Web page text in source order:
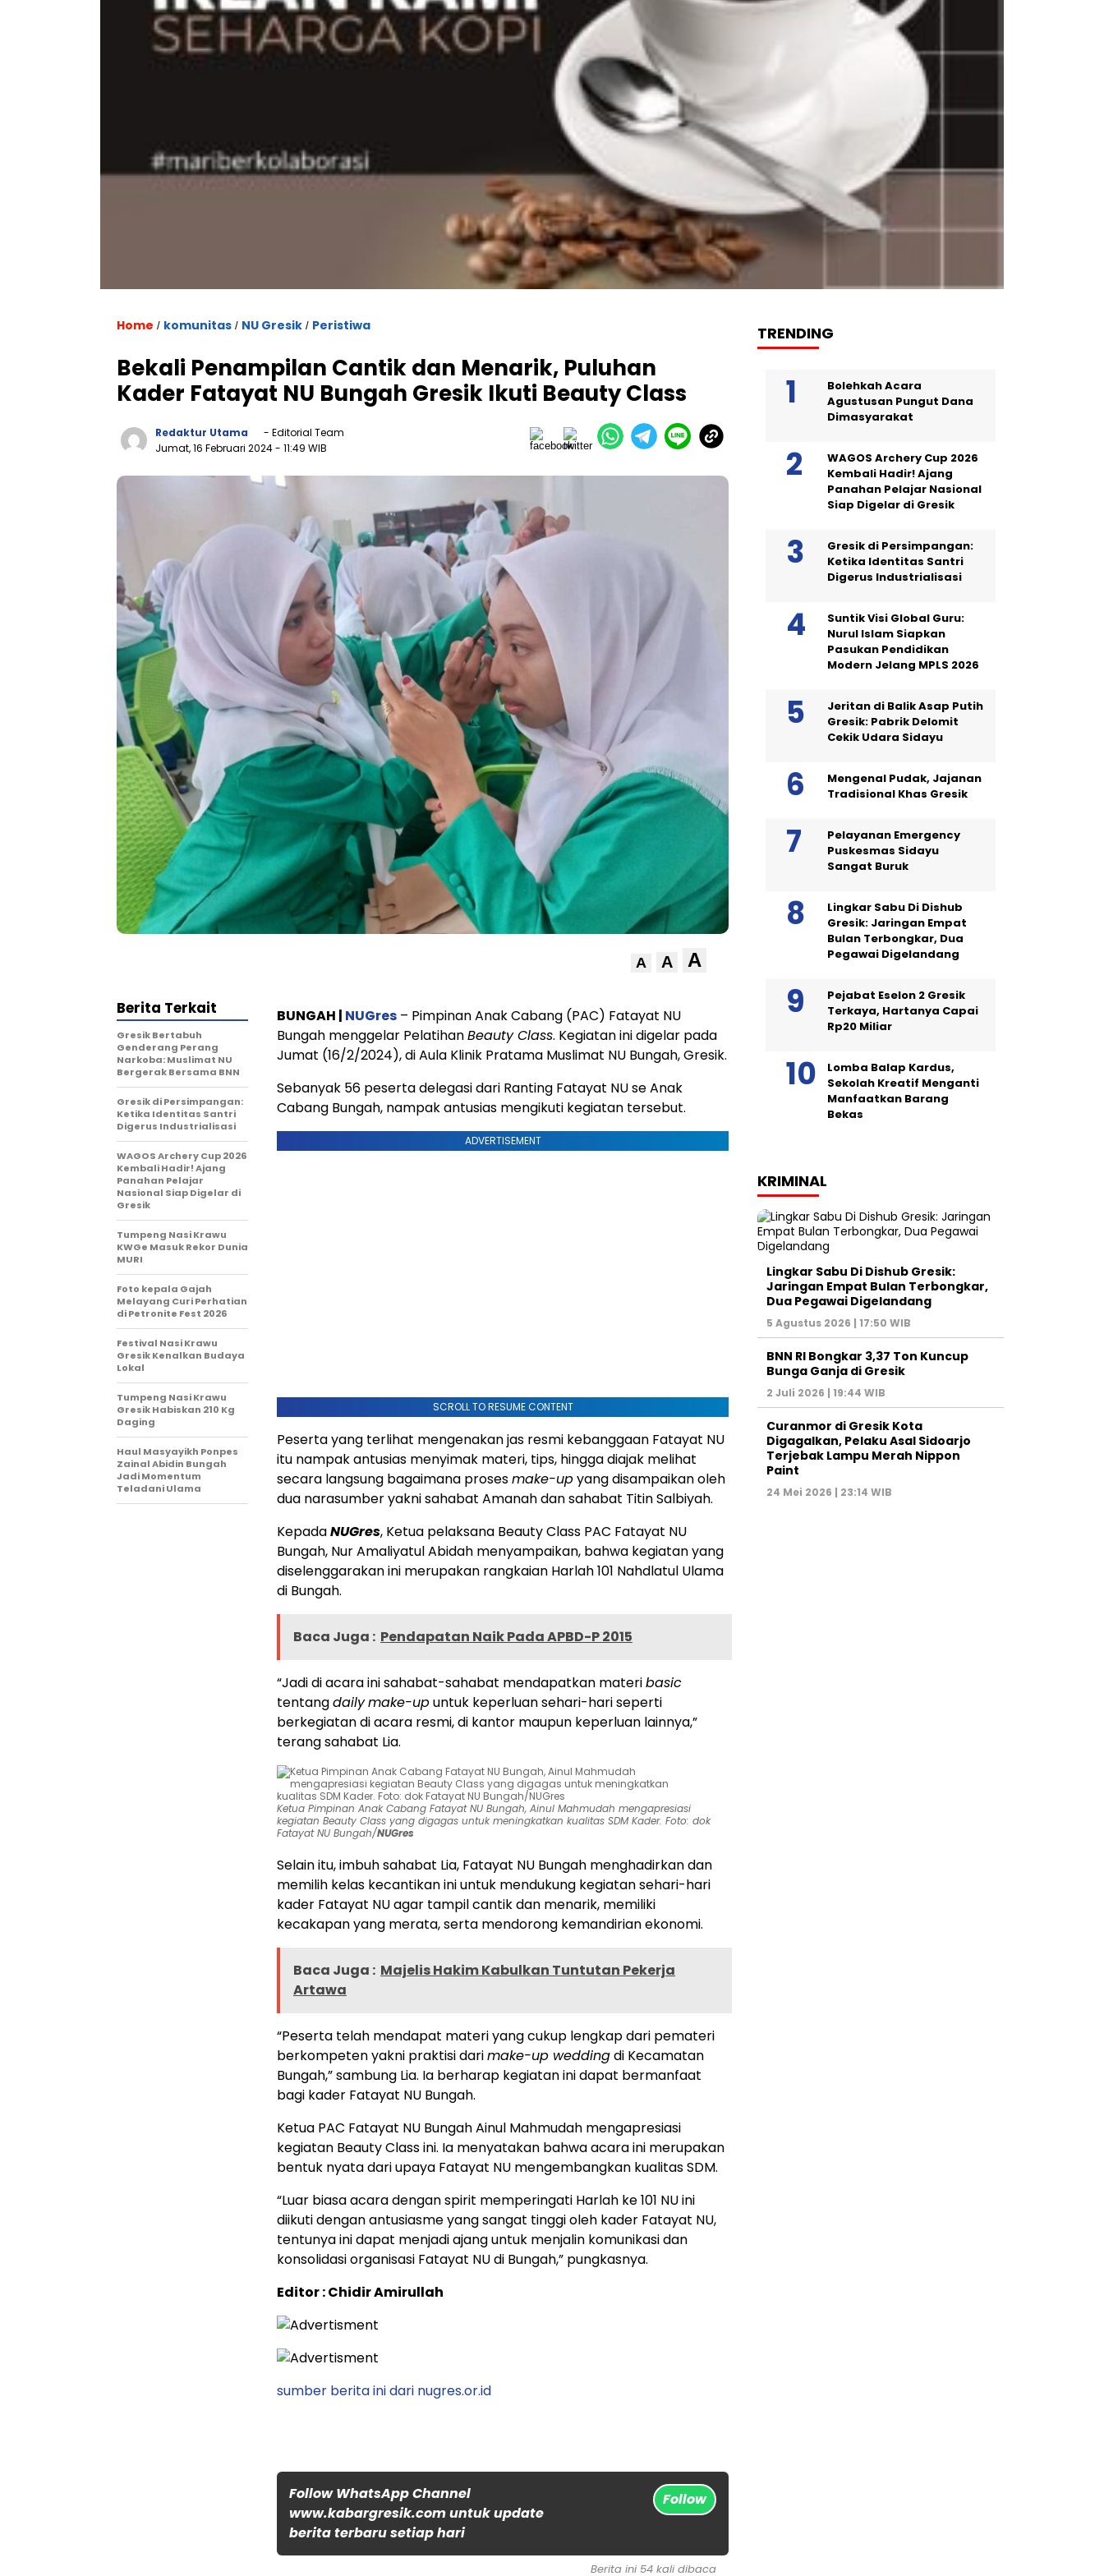
Home / komunitas / NU Gresik / Peristiwa
Bekali Penampilan Cantik dan Menarik, Puluhan
Kader Fatayat NU Bungah Gresik Ikuti Beauty Class
Redaktur Utama
- Editorial Team
Jumat, 16 Februari 2024- 11:49 WIB
A A A
BUNGAH | NUGres – Pimpinan Anak Cabang (PAC) Fatayat NU
Bungah menggelar PelatihanBeauty Class. Kegiatan ini digelar pada
Jumat (16/2/2024), di Aula Klinik Pratama Muslimat NU Bungah, Gresik.
Sebanyak 56 peserta delegasi dari Ranting Fatayat NU se Anak
Cabang Bungah, nampak antusias mengikuti kegiatan tersebut.
ADVERTISEMENT
SCROLL TO RESUME CONTENT
Peserta yang terlihat mengenakan jas resmi kebanggaan Fatayat NU
itu nampak antusias menyimak materi, tips, hingga diajak melihat
secara langsung bagaimana prosesmake-upyang disampaikan oleh
dua narasumber yakni sahabat Amanah dan sahabat Titin Salbiyah.
KepadaNUGres, Ketua pelaksana Beauty Class PAC Fatayat NU
Bungah, Nur Amaliyatul Abidah menyampaikan, bahwa kegiatan yang
diselenggarakan ini merupakan rangkaian Harlah 101 Nahdlatul Ulama
di Bungah.
Baca Juga : Pendapatan Naik Pada APBD-P 2015
“Jadi di acara ini sahabat-sahabat mendapatkan materibasic
tentangdailymake-upuntuk keperluan sehari-hari seperti
berkegiatan di acara resmi, di kantor maupun keperluan lainnya,”
terang sahabat Lia.
Ketua Pimpinan Anak Cabang Fatayat NU Bungah, Ainul Mahmudah mengapresiasi
kegiatan Beauty Class yang digagas untuk meningkatkan kualitas SDM Kader. Foto: dok
Fatayat NU Bungah/NUGres
Selain itu, imbuh sahabat Lia, Fatayat NU Bungah menghadirkan dan
memilih kelas kecantikan ini untuk mendukung kegiatan sehari-hari
kader Fatayat NU agar tampil cantik dan menarik, memiliki
kecakapan yang merata, serta mendorong kemandirian ekonomi.
Baca Juga : Majelis Hakim Kabulkan Tuntutan Pekerja
Artawa
“Peserta telah mendapat materi yang cukup lengkap dari pemateri
berkompeten yakni praktisi darimake-up weddingdi Kecamatan
Bungah,” sambung Lia. Ia berharap kegiatan ini dapat bermanfaat
bagi kader Fatayat NU Bungah.
Ketua PAC Fatayat NU Bungah Ainul Mahmudah mengapresiasi
kegiatan Beauty Class ini. Ia menyatakan bahwa acara ini merupakan
bentuk nyata dari upaya Fatayat NU mengembangkan kualitas SDM.
“Luar biasa acara dengan spirit memperingati Harlah ke 101 NU ini
diikuti dengan antusiasme yang sangat tinggi oleh kader Fatayat NU,
tentunya ini dapat menjadi ajang untuk menjalin komunikasi dan
konsolidasi organisasi Fatayat NU di Bungah,” pungkasnya.
Editor : Chidir Amirullah
sumber berita ini dari nugres.or.id
Follow WhatsApp Channel
www.kabargresik.com untuk update
berita terbaru setiap hari
Follow
Berita Terkait
Gresik Bertabuh
Genderang Perang
Narkoba: Muslimat NU
Bergerak Bersama BNN
Gresik di Persimpangan:
Ketika Identitas Santri
Digerus Industrialisasi
WAGOS Archery Cup 2026
Kembali Hadir! Ajang
Panahan Pelajar
Nasional Siap Digelar di
Gresik
Tumpeng Nasi Krawu
KWGe Masuk Rekor Dunia
MURI
Foto kepala Gajah
Melayang Curi Perhatian
di Petronite Fest 2026
Festival Nasi Krawu
Gresik Kenalkan Budaya
Lokal
Tumpeng Nasi Krawu
Gresik Habiskan 210 Kg
Daging
Haul Masyayikh Ponpes
Zainal Abidin Bungah
Jadi Momentum
Teladani Ulama
Berita ini 54 kali dibaca
TRENDING
Bolehkah Acara
Agustusan Pungut Dana
Dimasyarakat
WAGOS Archery Cup 2026
Kembali Hadir! Ajang
Panahan Pelajar Nasional
Siap Digelar di Gresik
Gresik di Persimpangan:
Ketika Identitas Santri
Digerus Industrialisasi
Suntik Visi Global Guru:
Nurul Islam Siapkan
Pasukan Pendidikan
Modern Jelang MPLS 2026
Jeritan di Balik Asap Putih
Gresik: Pabrik Delomit
Cekik Udara Sidayu
Mengenal Pudak, Jajanan
Tradisional Khas Gresik
Pelayanan Emergency
Puskesmas Sidayu
Sangat Buruk
Lingkar Sabu Di Dishub
Gresik: Jaringan Empat
Bulan Terbongkar, Dua
Pegawai Digelandang
Pejabat Eselon 2 Gresik
Terkaya, Hartanya Capai
Rp20 Miliar
Lomba Balap Kardus,
Sekolah Kreatif Menganti
Manfaatkan Barang
Bekas
KRIMINAL
Lingkar Sabu Di Dishub Gresik:
Jaringan Empat Bulan Terbongkar,
Dua Pegawai Digelandang
5 Agustus 2026 | 17:50 WIB
BNN RI Bongkar 3,37 Ton Kuncup
Bunga Ganja di Gresik
2 Juli 2026 | 19:44 WIB
Curanmor di Gresik Kota
Digagalkan, Pelaku Asal Sidoarjo
Terjebak Lampu Merah Nippon
Paint
24 Mei 2026 | 23:14 WIB